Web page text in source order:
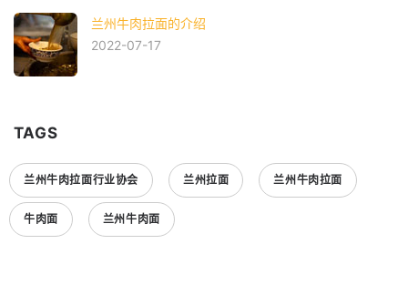
兰州牛肉拉面的介绍
2022-07-17
TAGS
兰州牛肉拉面行业协会 兰州拉面 兰州牛肉拉面
牛肉面 兰州牛肉面